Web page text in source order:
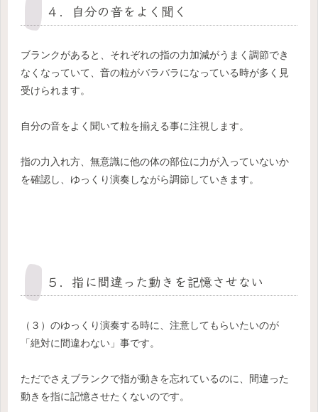
４．自分の音をよく聞く
ブランクがあると、それぞれの指の力加減がうまく調節でき
なくなっていて、音の粒がバラバラになっている時が多く見
受けられます。
自分の音をよく聞いて粒を揃える事に注視します。
指の力入れ方、無意識に他の体の部位に力が入っていないか
を確認し、ゆっくり演奏しながら調節していきます。
５．指に間違った動きを記憶させない
（３）のゆっくり演奏する時に、注意してもらいたいのが
「絶対に間違わない」事です。
ただでさえブランクで指が動きを忘れているのに、間違った
動きを指に記憶させたくないのです。